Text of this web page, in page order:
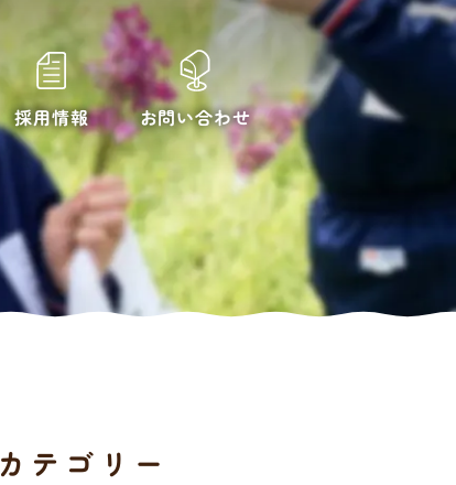
採用情報 お問い合わせ
カテゴリー